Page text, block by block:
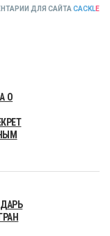
ДЛЯ САЙТА CACKLE
О